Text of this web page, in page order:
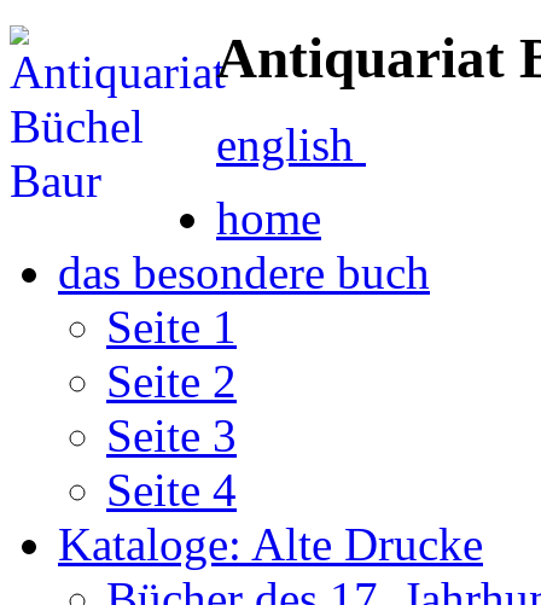
Antiquariat
english
home
das besondere buch
Seite 1
Seite 2
Seite 3
Seite 4
Kataloge: Alte Drucke